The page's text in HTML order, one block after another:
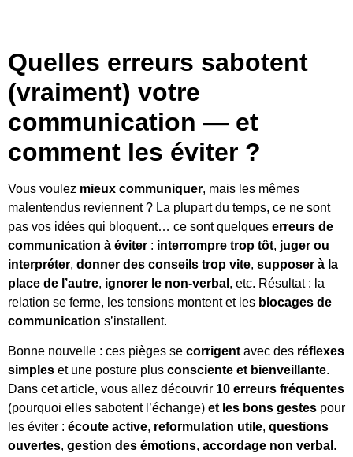
Quelles erreurs sabotent
(vraiment) votre
communication — et
comment les éviter ?
Vous voulez mieux communiquer, mais les mêmes
malentendus reviennent ? La plupart du temps, ce ne sont
pas vos idées qui bloquent… ce sont quelques erreurs de
communication à éviter : interrompre trop tôt, juger ou
interpréter, donner des conseils trop vite, supposer à la
place de l’autre, ignorer le non-verbal , etc. Résultat : la
relation se ferme, les tensions montent et les blocages de
communication s’installent.
Bonne nouvelle : ces pièges se corrigent avec des réflexes
simples et une posture plus consciente et bienveillante.
Dans cet article, vous allez découvrir 10 erreurs fréquentes
(pourquoi elles sabotent l’échange) et les bons gestes pour
les éviter : écoute active, reformulation utile, questions
ouvertes, gestion des émotions, accordage non verbal .